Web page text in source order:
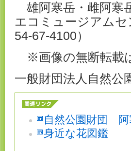
雄阿寒岳・雌阿寒
エコミュージアム
54-67-4100）
※画像の無断転載
一般財団法人自然
自然公園財団 阿
身近な花図鑑